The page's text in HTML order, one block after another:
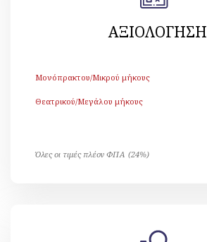
ΑΞΙΟΛΟΓΗΣΗ
Μονόπρακτου/Μικρού μήκους
Θεατρικού/Μεγάλου μήκους
Όλες οι τιμές πλέον ΦΠΑ (24%)